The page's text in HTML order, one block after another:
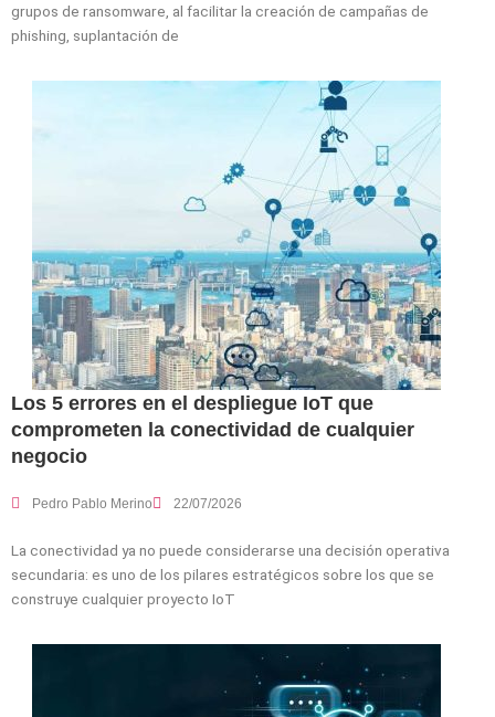
grupos de ransomware, al facilitar la creación de campañas de
phishing, suplantación de
Los 5 errores en el despliegue IoT que
comprometen la conectividad de cualquier
negocio
Pedro Pablo Merino 22/07/2026
La conectividad ya no puede considerarse una decisión operativa
secundaria: es uno de los pilares estratégicos sobre los que se
construye cualquier proyecto IoT